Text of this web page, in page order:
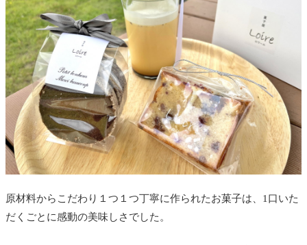
原材料からこだわり１つ１つ丁寧に作られたお菓子は、1口いた
だくごとに感動の美味しさでした。